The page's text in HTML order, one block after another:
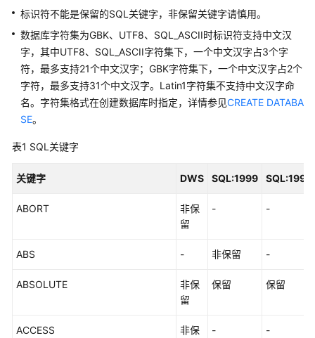
法
考
SQL
语
法
(9.1.0.x)
SQL
法
DWS
标识符不能是保留的SQL关键字，非保留关键字请慎用。
数据库字符集为GBK、UTF8、SQL_ASCII时标识符支持中文汉
字，其中UTF8、SQL_ASCII字符集下，一个中文汉字占3个字
符，最多支持21个中文汉字；GBK字符集下，一个中文汉字占2个
字符，最多支持31个中文汉字。Latin1字符集不支持中文汉字命
名。字符集格式在创建数据库时指定，详情参见CREATE DATABA
SE。
表1 SQL关键字
关键字 DWS SQL:1999 SQL:1992
ABORT
非保
留
- -
ABS - 非保留 -
ABSOLUTE
非保
留
保留 保留
ACCESS
非保
- -